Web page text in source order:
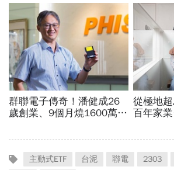
主動式ETF 台泥 聯電 2303